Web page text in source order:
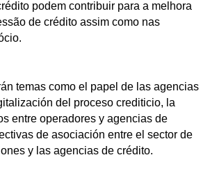
podem contribuir para a melhora
de crédito assim como nas
temas como el papel de las agencias
del proceso crediticio, la
entre operadores y agencias de
de asociación entre el sector de
y las agencias de crédito.